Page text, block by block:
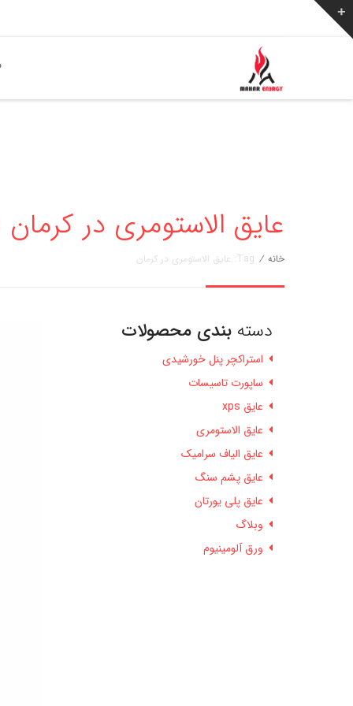
عایق الاستومری در کرمان » مهار
خانه / Tag: عایق الاستومری در کرمان
دسته بندی محصولات
استراکچر پنل خورشیدی
ساپورت تاسیسات
عایق xps
عایق الاستومری
عایق الیاف سرامیک
عایق پشم سنگ
عایق پلی یورتان
وبلاگ
ورق آلومینیوم